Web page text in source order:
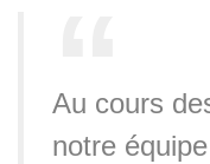
Au cours
notre